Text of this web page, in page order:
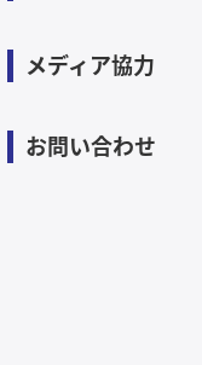
メディア協力
お問い合わせ